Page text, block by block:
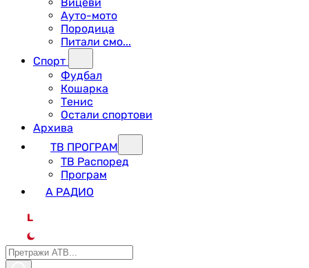
Ауто-мото
Породица
Питали смо...
Спорт
Фудбал
Кошарка
Тенис
Остали спортови
Архива
ТВ ПРОГРАМ
ТВ Распоред
Програм
А РАДИО
L